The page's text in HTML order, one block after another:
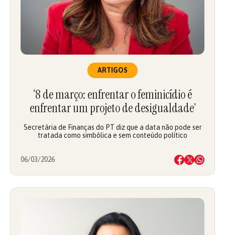
ARTIGOS
‘8 de março: enfrentar o feminicídio é
enfrentar um projeto de desigualdade’
Secretária de Finanças do PT diz que a data não pode ser
tratada como simbólica e sem conteúdo político
06/03/2026